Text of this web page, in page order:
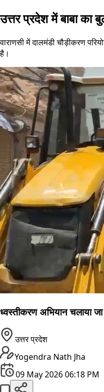
उत्तर प्रदेश में बाबा का
वाराणसी में दालमंडी चौड़ीकरण
है।
ध्वस्तीकरण अभियान चलाया जा
उत्तर प्रदेश
Yogendra Nath Jha
09 May 2026 06:18 PM